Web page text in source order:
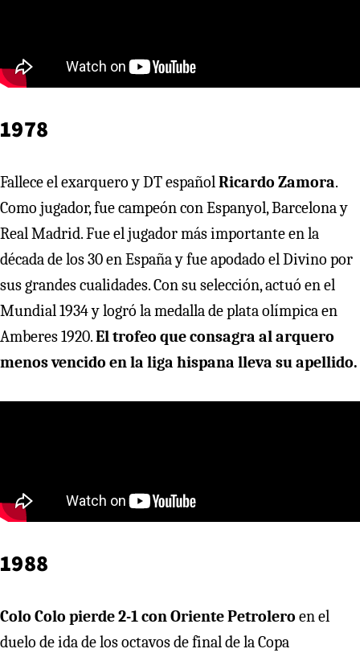
1978
Fallece el exarquero y DT españolRicardo Zamora.
Como jugador, fue campeón con Espanyol, Barcelona y
Real Madrid. Fue el jugador más importante en la
década de los 30 en España y fue apodado el Divino por
sus grandes cualidades. Con su selección, actuó en el
Mundial 1934 y logró la medalla de plata olímpica en
Amberes 1920.El trofeo que consagra al arquero
menos vencido en la liga hispana lleva su apellido.
1988
Colo Colo pierde 2-1 con Oriente Petrolero en el
duelo de ida de los octavos de final de la Copa